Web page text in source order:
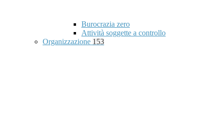
Burocrazia zero
Attività soggette a controllo
Organizzazione 153